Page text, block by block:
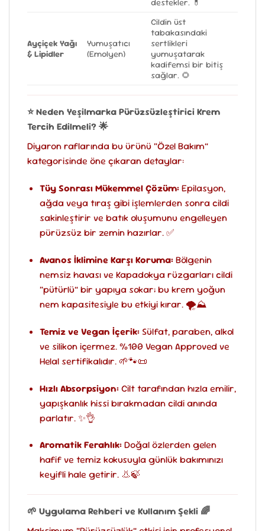
destekler. 💊
Ayçiçek Yağı
& Lipidler
Yumuşatıcı
(Emolyen)
Cildin üst
tabakasındaki
sertlikleri
yumuşatarak
kadifemsi bir bitiş
sağlar. 🌻
⭐ Neden Yeşilmarka Pürüzsüzleştirici Krem
Tercih Edilmeli? 🌟
Diyaron raflarında bu ürünü “Özel Bakım”
kategorisinde öne çıkaran detaylar:
Tüy Sonrası Mükemmel Çözüm:Epilasyon,
ağda veya tıraş gibi işlemlerden sonra cildi
sakinleştirir ve batık oluşumunu engelleyen
pürüzsüz bir zemin hazırlar. ✅
Avanos İklimine Karşı Koruma:Bölgenin
nemsiz havası ve Kapadokya rüzgarları cildi
“pütürlü” bir yapıya sokar; bu krem yoğun
nem kapasitesiyle bu etkiyi kırar. 🌪️⛰️
Temiz ve Vegan İçerik:Sülfat, paraben, alkol
ve silikon içermez. %100 Vegan Approved ve
Helal sertifikalıdır. 🌱🐾📜
Hızlı Absorpsiyon:Cilt tarafından hızla emilir,
yapışkanlık hissi bırakmadan cildi anında
parlatır. ✨👌
Aromatik Ferahlık:Doğal özlerden gelen
hafif ve temiz kokusuyla günlük bakımınızı
keyifli hale getirir. 👃🍃
🌱 Uygulama Rehberi ve Kullanım Şekli 🌈